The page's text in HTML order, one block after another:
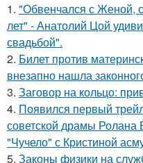
1. "Обвенчался с Женой,
лет" - Анатолий Цой
свадьбой".
2. Билет против
внезапно нашла
3. Заговор на кольцо:
4. Появился первый
советской драмы
"Чучело" с Кристиной
5. Законы физики на